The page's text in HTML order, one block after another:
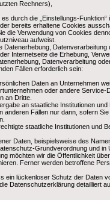
Rechners),
durch die „Einstellungs-
bereits erhaltene Cookies
die Verwendung von Cookies
aufweist.
Datenerhebung, Datenverarbeitung
Internetseite die Erhebung,
Datenverarbeitung
Fällen erforderlich sein:
Daten an Unternehmen
oder andere
an Dritte.
an staatliche Institutionen und
anderen Fällen nur dann, sofern
staatliche Institutionen und
Daten, beispielsweise des
Grundverordnung und
möchten wir die Öffentlichkeit
Ferner werden betroffene
ein lückenloser Schutz der Daten
Datenschutzerklärung detailliert